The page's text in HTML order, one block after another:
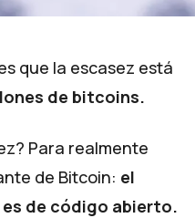
que la escasez está
de bitcoins.
Para realmente
de Bitcoin: el
de código abierto.